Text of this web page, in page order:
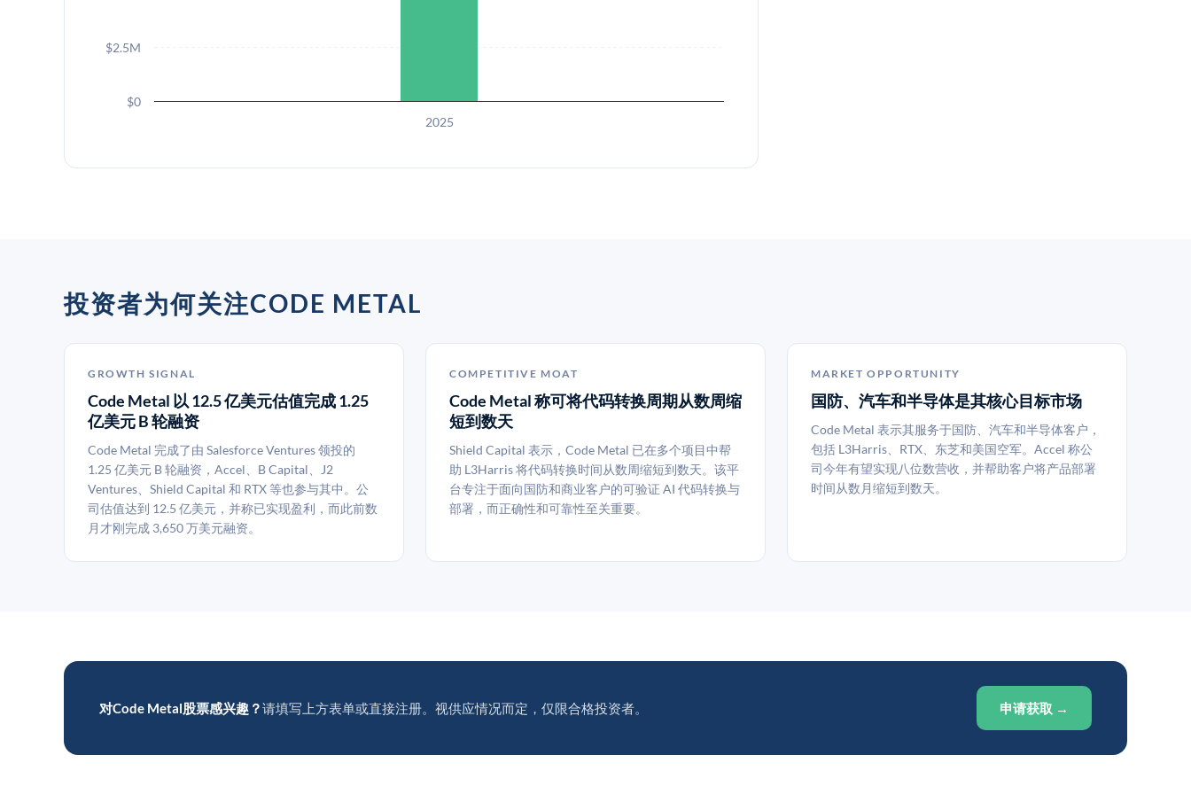
2025
$0
$2.5M
投资者为何关注CODE METAL
GROWTH SIGNAL
Code Metal 以 12.5 亿美元估值完成 1.25
亿美元 B 轮融资
Code Metal 完成了由 Salesforce Ventures 领投的
1.25 亿美元 B 轮融资，Accel、B Capital、J2
Ventures、Shield Capital 和 RTX 等也参与其中。公
司估值达到 12.5 亿美元，并称已实现盈利，而此前数
月才刚完成 3,650 万美元融资。
COMPETITIVE MOAT
Code Metal 称可将代码转换周期从数周缩
短到数天
Shield Capital 表示，Code Metal 已在多个项目中帮
助 L3Harris 将代码转换时间从数周缩短到数天。该平
台专注于面向国防和商业客户的可验证 AI 代码转换与
部署，而正确性和可靠性至关重要。
MARKET OPPORTUNITY
国防、汽车和半导体是其核心目标市场
Code Metal 表示其服务于国防、汽车和半导体客户，
包括 L3Harris、RTX、东芝和美国空军。Accel 称公
司今年有望实现八位数营收，并帮助客户将产品部署
时间从数月缩短到数天。
对Code Metal股票感兴趣？请填写上方表单或直接注册。视供应情况而定，仅限合格投资者。 申请获取 →